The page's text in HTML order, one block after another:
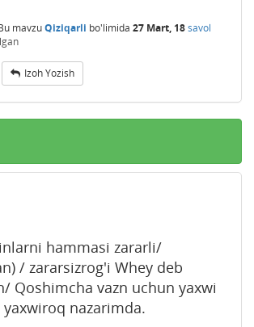
mavzuQiziqarli bo'limida 27 Mart, 18savol
Izoh Yozish
hammasi zararli/
/ zararsizrog'i Whey deb
Qoshimcha vazn uchun yaxwi
nazarimda.